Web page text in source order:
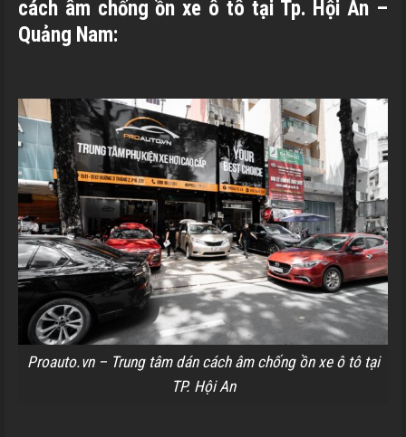
cách âm chống ồn xe ô tô tại Tp. Hội An –
Quảng Nam:
Proauto.vn – Trung tâm dán cách âm chống ồn xe ô tô tại
TP. Hội An